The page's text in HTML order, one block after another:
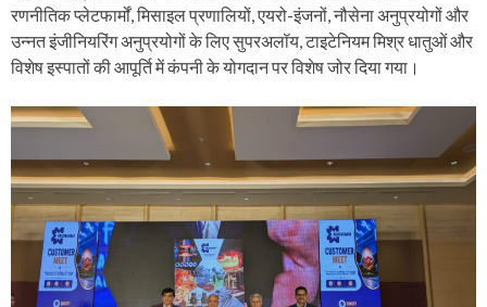
रणनीतिक प्लेटफार्मों, मिसाइल प्रणालियों, एयरो-इंजनों, नौसेना अनुप्रयोगों और
उन्नत इंजीनियरिंग अनुप्रयोगों के लिए सुपरअलॉय, टाइटेनियम मिश्र धातुओं और
विशेष इस्पातों की आपूर्ति में कंपनी के योगदान पर विशेष जोर दिया गया।